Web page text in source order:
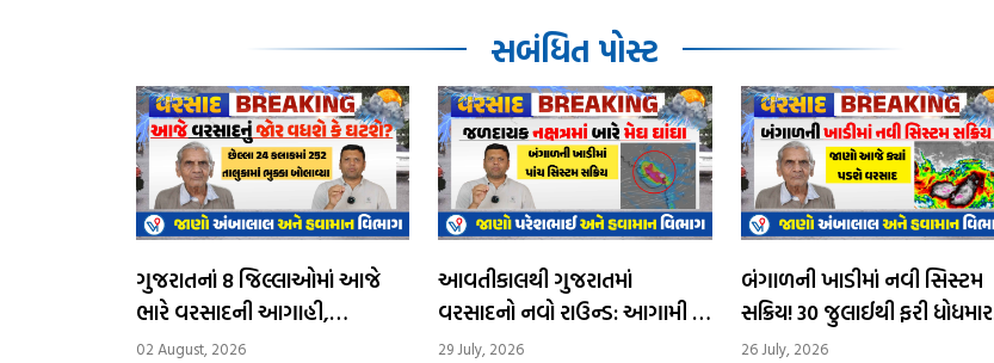
સબંધિત પોસ્ટ
ગુજરાતનાં 8 જિલ્લાઓમાં આજે
ભારે વરસાદની આગાહી,
સોમવારથી વરસાદનું જોર ઘટશે
02 August, 2026
આવતીકાલથી ગુજરાતમાં
વરસાદનો નવો રાઉન્ડ: આગામી 4
દિવસ ભારેથી અતિભારે વરસાદની
29 July, 2026
બંગાળની ખાડીમાં નવી સિસ્ટમ
સક્રિય! 30 જુલાઈથી ફરી ધોધમાર
વરસાદની આગાહી
26 July, 2026